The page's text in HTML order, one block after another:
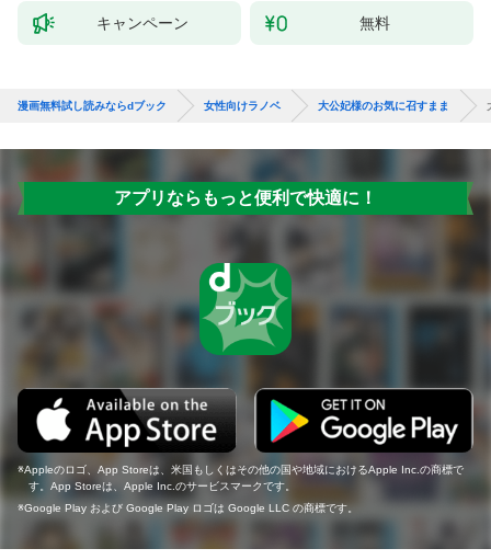
キャンペーン 無料
漫画無料試し読みならdブック 女性向けラノベ 大公妃様のお気に召すまま
アプリならもっと便利で快適に！
Appleのロゴ、App Storeは、米国もしくはその他の国や地域におけるApple Inc.の商標で
す。App Storeは、Apple Inc.のサービスマークです。
Google Play および Google Play ロゴは Google LLC の商標です。